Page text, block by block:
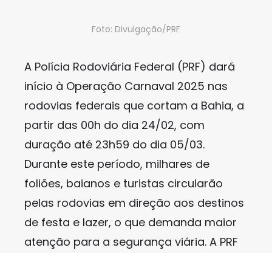
Foto: Divulgação/PRF
A Polícia Rodoviária Federal (PRF) dará
início à Operação Carnaval 2025 nas
rodovias federais que cortam a Bahia, a
partir das 00h do dia 24/02, com
duração até 23h59 do dia 05/03.
Durante este período, milhares de
foliões, baianos e turistas circularão
pelas rodovias em direção aos destinos
de festa e lazer, o que demanda maior
atenção para a segurança viária. A PRF